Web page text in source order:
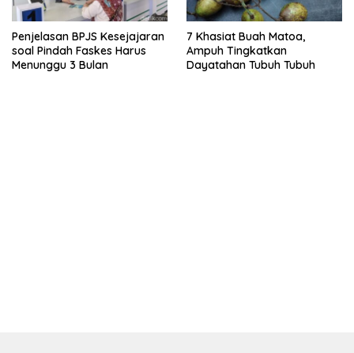
Penjelasan BPJS Kesejajaran
soal Pindah Faskes Harus
Menunggu 3 Bulan
7 Khasiat Buah Matoa,
Ampuh Tingkatkan
Dayatahan Tubuh Tubuh